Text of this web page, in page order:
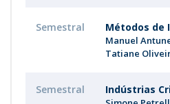
Semestral Métodos de
Manuel
Tatiane
Semestral Indústrias